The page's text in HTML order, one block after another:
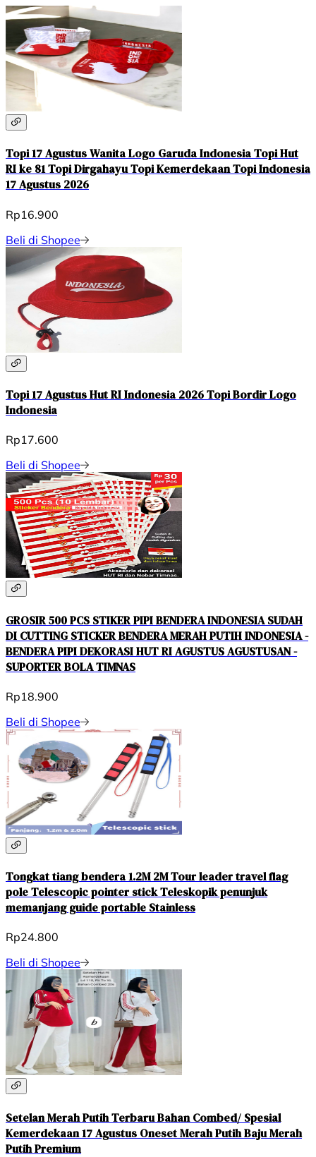
Topi 17 Agustus Wanita Logo Garuda Indonesia Topi Hut
RI ke 81 Topi Dirgahayu Topi Kemerdekaan Topi Indonesia
17 Agustus 2026
Rp16.900
Beli di Shopee
Topi 17 Agustus Hut RI Indonesia 2026 Topi Bordir Logo
Indonesia
Rp17.600
Beli di Shopee
GROSIR 500 PCS STIKER PIPI BENDERA INDONESIA SUDAH
DI CUTTING STICKER BENDERA MERAH PUTIH INDONESIA -
BENDERA PIPI DEKORASI HUT RI AGUSTUS AGUSTUSAN -
SUPORTER BOLA TIMNAS
Rp18.900
Beli di Shopee
Tongkat tiang bendera 1.2M 2M Tour leader travel flag
pole Telescopic pointer stick Teleskopik penunjuk
memanjang guide portable Stainless
Rp24.800
Beli di Shopee
Setelan Merah Putih Terbaru Bahan Combed/ Spesial
Kemerdekaan 17 Agustus Oneset Merah Putih Baju Merah
Putih Premium